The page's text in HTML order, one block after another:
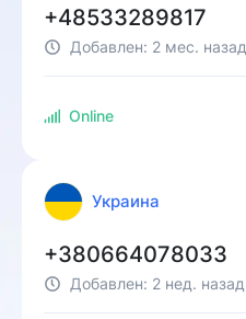
+48533289817
Добавлен: 2 мес. назад
Online
Украина
+380664078033
Добавлен: 2 нед. назад